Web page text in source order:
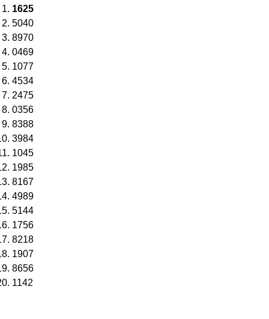
1625
5040
8970
0469
1077
4534
2475
0356
8388
3984
1045
1985
8167
4989
5144
1756
8218
1907
8656
1142